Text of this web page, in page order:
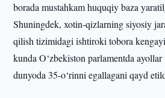
borada mustahkam huquqiy baza
Shuningdek, xotin-qizlarning siyosiy
qilish tizimidagi ishtiroki tobora
kunda O‘zbekiston parlamentda
dunyoda 35-o‘rinni egallagani qayd